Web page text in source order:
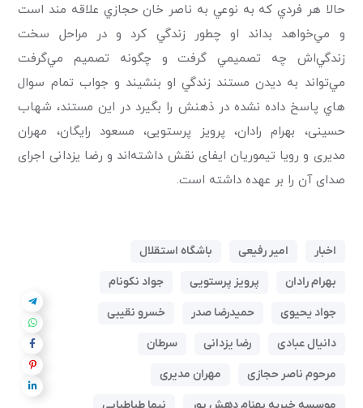
حالا هر فردي كه به نوعي به ناصر خان حجازي علاقه مند است
و مي‌خواهد بداند او چطور زندگي كرد و در مراحل سخت
زندگي‌اش چه تصميمي گرفت و چگونه تصميم مي‌گرفت
مي‌تواند به ديدن مستند زندگي او بنشيند و جواب تمام سوال
هاي پاسخ داده نشده در ذهنش را بگيرد در این مستند، شهاب
حسینی، بهرام رادان، پرویز پرستویی، مسعود رایگان، مهران
مدیری و رویا تیموریان ایفای نقش داشته‌اند و رضا یزدانی اجرای
صدای آن را بر عهده داشته است.
اخبار امیر رفیعی
باشگاه استقلال
بهرام رادان
پرویز پرستویی
جواد نکونام
جواد یحیوی
حمیدرضا صدر
خسرو نقیبی
دانیال عبادی
رضا یزدانی
سرطان
مرحوم ناصر حجازی
مهران مدیری
موسسه خیریه بهنام دهش پور
نیما طباطبایی